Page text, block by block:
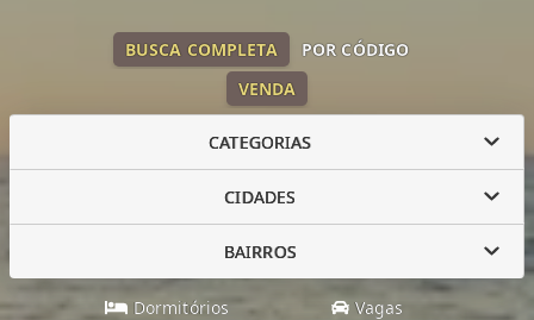
VENDA
BUSCA COMPLETA POR CÓDIGO
CATEGORIAS
CIDADES
BAIRROS
Dormitórios Vagas